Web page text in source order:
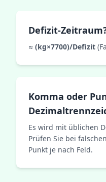
Defizit-
≈ (kg×7700)/Defizit
Komma oder
Es wird mit üblichen
Prüfen Sie bei
Punkt je nach Feld.